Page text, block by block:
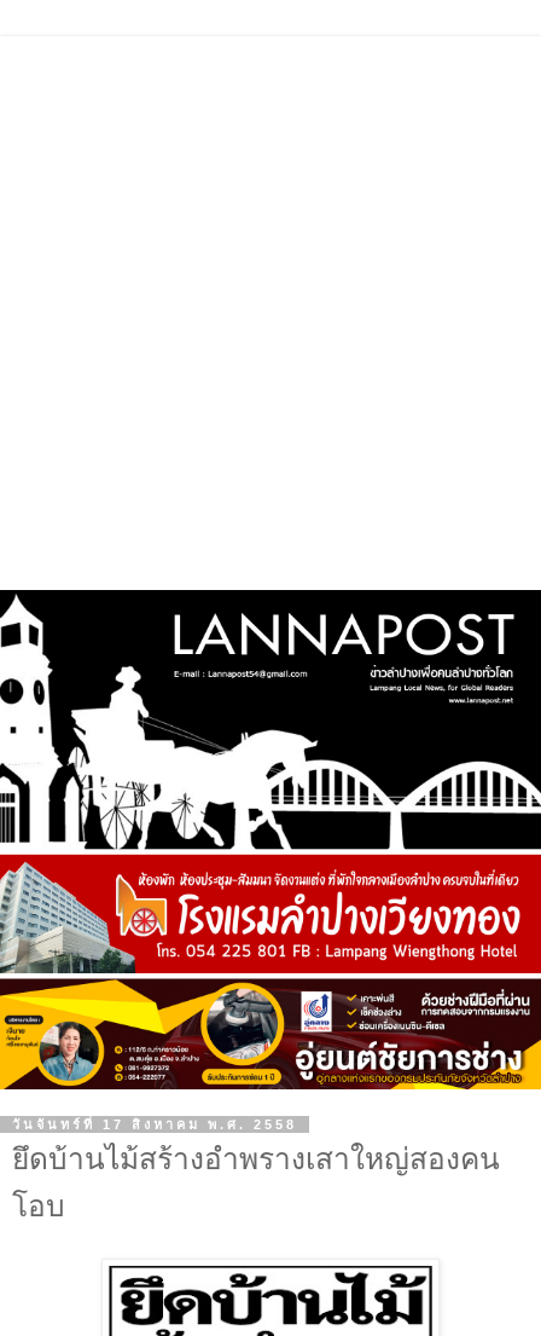
วันจันทร์ที่ 17 สิงหาคม พ.ศ. 2558
ยึดบ้านไม้สร้างอำพรางเสาใหญ่สองคน
โอบ